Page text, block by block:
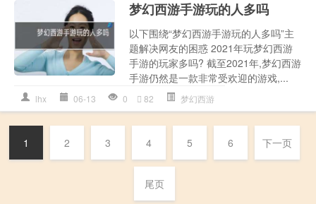
梦幻西游手游玩的人多吗
以下围绕“梦幻西游手游玩的人多吗”主
题解决网友的困惑 2021年玩梦幻西游
手游的玩家多吗? 截至2021年,梦幻西游
手游仍然是一款非常受欢迎的游戏,...
lhx 06-13 0 82 梦幻西游
1 2 3 4 5 6 下一页
尾页